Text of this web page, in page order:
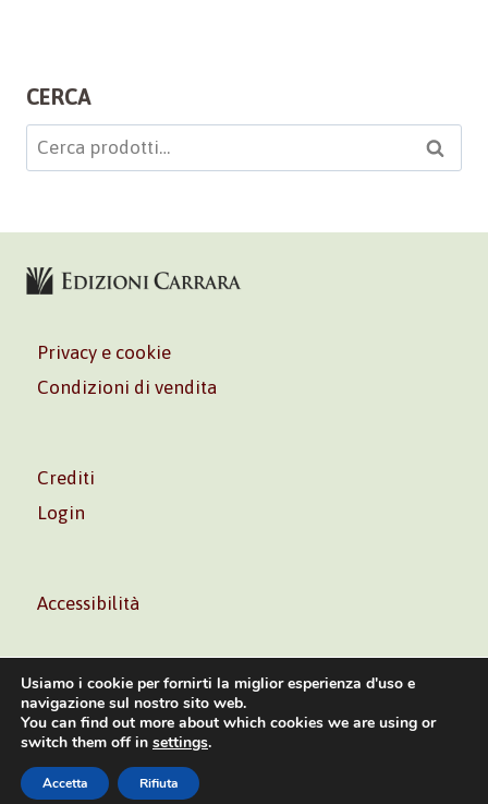
CERCA
Cerca: Cerca
Privacy e cookie
Condizioni di vendita
Crediti
Login
Accessibilità
Volontè & Co. Srl – P.I. 06181480960 –info@volonte-
Usiamo i cookie per fornirti la miglior esperienza d'uso e
navigazione sul nostro sito web.
You can find out more about which cookies we are using or
switch them off in settings.
Accetta Rifiuta